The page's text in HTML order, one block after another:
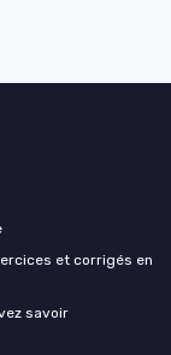
et corrigés en
savoir